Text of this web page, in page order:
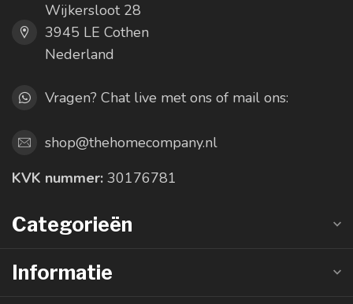
Wijkersloot 28
3945 LE Cothen
Nederland
Vragen? Chat live met ons of mail ons:
shop@thehomecompany.nl
KVK nummer: 30176781
Categorieën
Informatie